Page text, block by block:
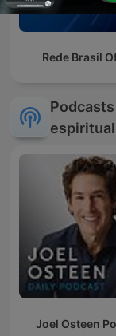
Rede Brasil
Joel Osteen